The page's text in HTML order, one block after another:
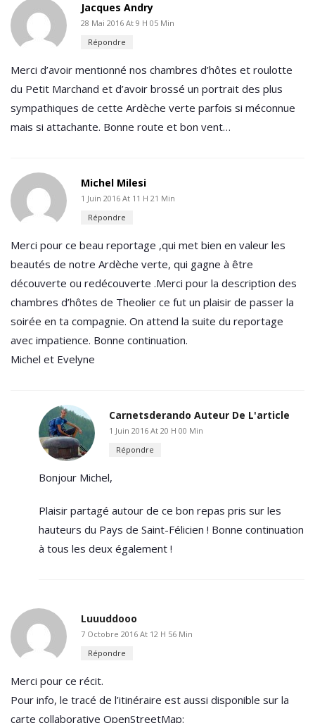
Jacques Andry
28 Mai 2016 At 9 H 05 Min
Répondre
Merci d’avoir mentionné nos chambres d’hôtes et roulotte
du Petit Marchand et d’avoir brossé un portrait des plus
sympathiques de cette Ardèche verte parfois si méconnue
mais si attachante. Bonne route et bon vent…
Michel Milesi
1 Juin 2016 At 11 H 21 Min
Répondre
Merci pour ce beau reportage ,qui met bien en valeur les
beautés de notre Ardèche verte, qui gagne à être
découverte ou redécouverte .Merci pour la description des
chambres d’hôtes de Theolier ce fut un plaisir de passer la
soirée en ta compagnie. On attend la suite du reportage
avec impatience. Bonne continuation.
Michel et Evelyne
Carnetsderando Auteur De L'article
1 Juin 2016 At 20 H 00 Min
Répondre
Bonjour Michel,
Plaisir partagé autour de ce bon repas pris sur les
hauteurs du Pays de Saint-Félicien ! Bonne continuation
à tous les deux également !
Luuuddooo
7 Octobre 2016 At 12 H 56 Min
Répondre
Merci pour ce récit.
Pour info, le tracé de l’itinéraire est aussi disponible sur la
carte collaborative OpenStreetMap: